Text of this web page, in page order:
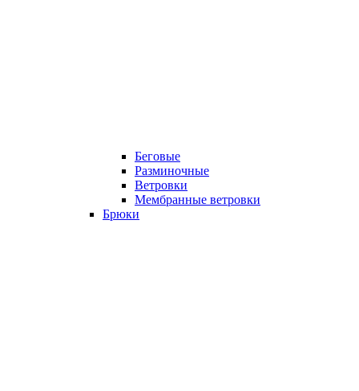
Беговые
Разминочные
Ветровки
Мембранные ветровки
Брюки